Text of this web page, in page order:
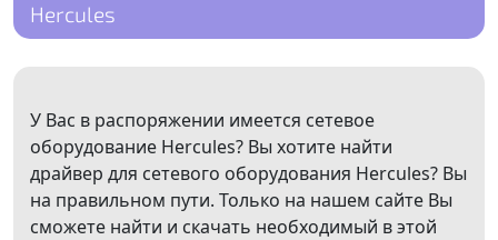
Hercules
У Вас в распоряжении имеется сетевое
оборудование Hercules? Вы хотите найти
драйвер для сетевого оборудования Hercules? Вы
на правильном пути. Только на нашем сайте Вы
сможете найти и скачать необходимый в этой